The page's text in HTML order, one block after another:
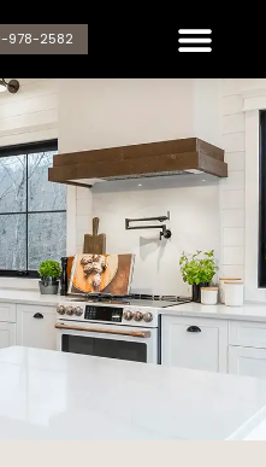
978-2582​